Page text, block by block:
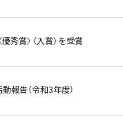
秀賞〉〈入賞〉を受賞
報告（令和3年度）